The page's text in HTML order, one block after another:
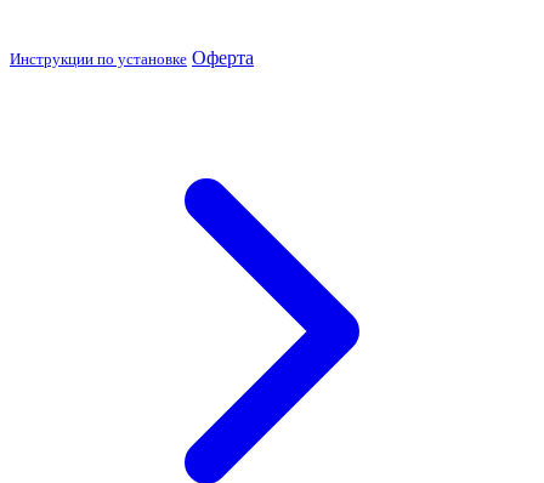
Инструкции по установке Оферта